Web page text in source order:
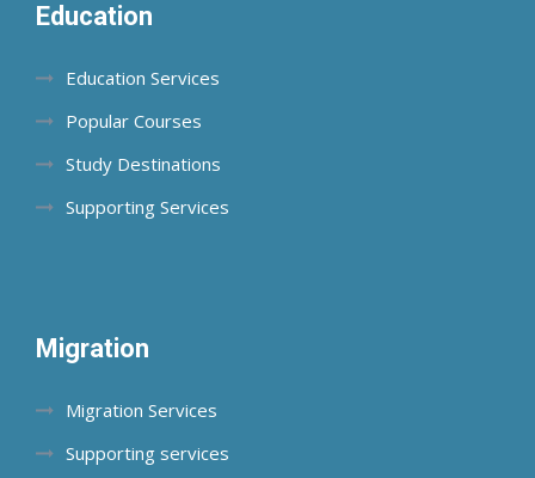
Education
Education Services
Popular Courses
Study Destinations
Supporting Services
Migration
Migration Services
Supporting services